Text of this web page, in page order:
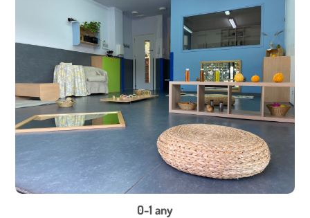
0-1 any